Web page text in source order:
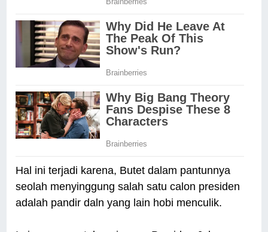
Hal ini terjadi karena, Butet dalam pantunnya
seolah menyinggung salah satu calon presiden
adalah pandir daln yang lain hobi menculik.